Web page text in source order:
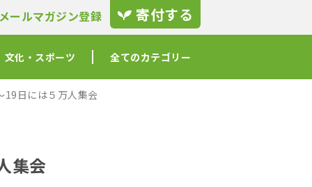
メールマガジン登録 寄付する
文化・スポーツ 全てのカテゴリー
19日には５万人集会
集会